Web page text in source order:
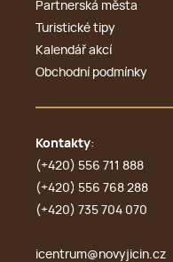
Partnerská města
Turistické tipy
Kalendář akcí
Obchodní podmínky
Kontakty:
(+420) 556 711 888
(+420) 556 768 288
(+420) 735 704 070
icentrum@novyjicin.cz